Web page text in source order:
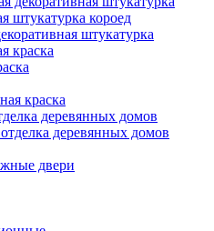
штукатурка короед
штукатурка
краска
краска
деревянных домов
деревянных домов
двери